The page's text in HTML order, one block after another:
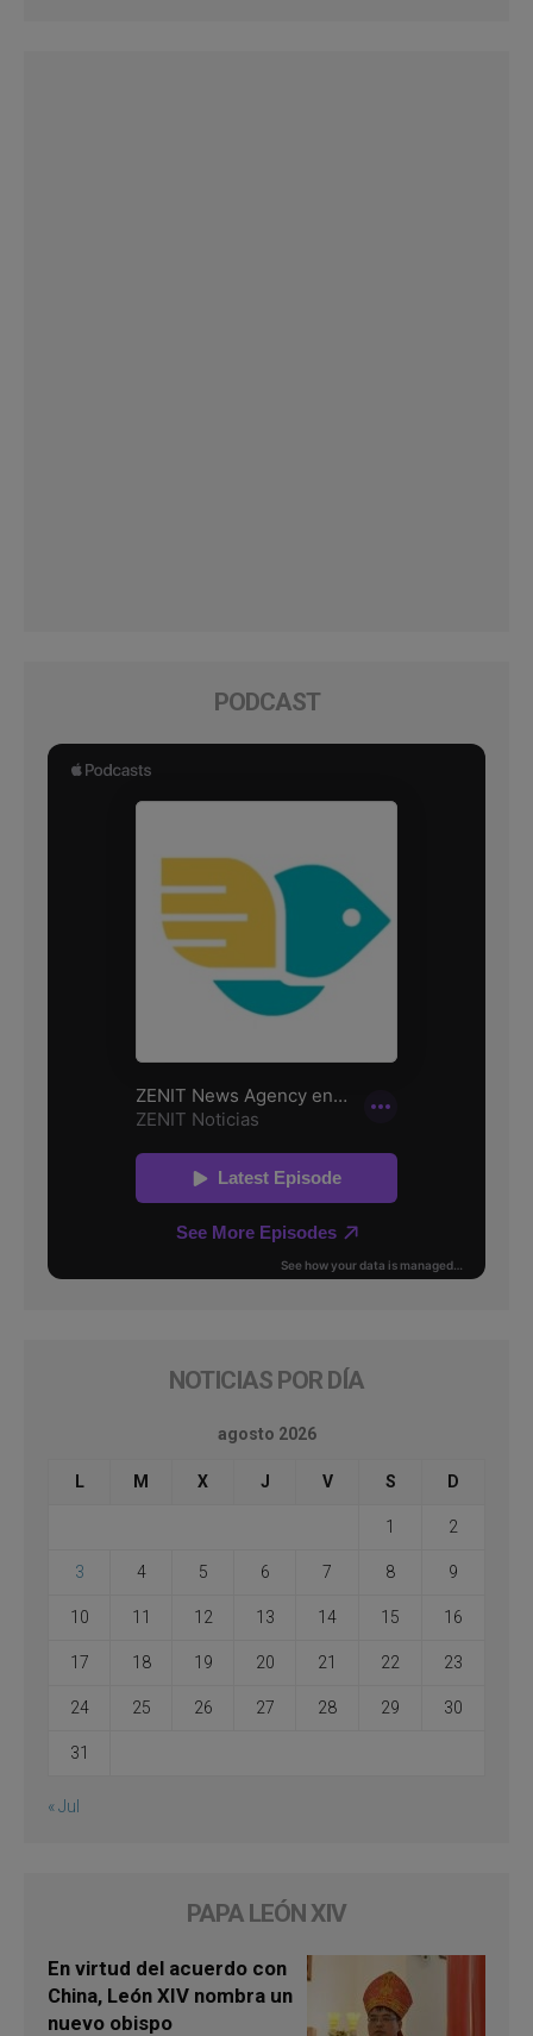
PODCAST
NOTICIAS POR DÍA
agosto 2026
L M X J V S D
1 2
3 4 5 6 7 8 9
10 11 12 13 14 15 16
17 18 19 20 21 22 23
24 25 26 27 28 29 30
31
« Jul
PAPA LEÓN XIV
En virtud del acuerdo con
China, León XIV nombra un
nuevo obispo